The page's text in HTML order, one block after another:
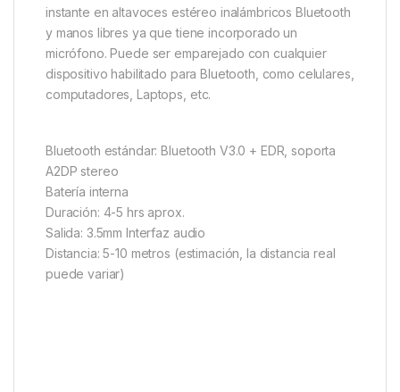
instante en altavoces estéreo inalámbricos Bluetooth
y manos libres ya que tiene incorporado un
micrófono. Puede ser emparejado con cualquier
dispositivo habilitado para Bluetooth, como celulares,
computadores, Laptops, etc.
Bluetooth estándar: Bluetooth V3.0 + EDR, soporta
A2DP stereo
Batería interna
Duración: 4-5 hrs aprox.
Salida: 3.5mm Interfaz audio
Distancia: 5-10 metros (estimación, la distancia real
puede variar)